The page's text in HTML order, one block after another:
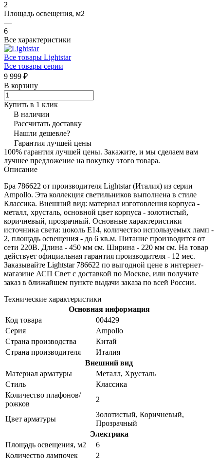
2
Площадь освещения, м2
—
6
Все характеристики
Все товары Lightstar
Все товары серии
9 999 ₽
В корзину
Купить в 1 клик
В наличии
Рассчитать доставку
Нашли дешевле?
Гарантия лучшей цены
100% гарантия лучшей цены. Закажите, и мы сделаем вам
лучшее предложение на покупку этого товара.
Описание
Бра 786622 от производителя Lightstar (Италия) из серии
Ampollo. Эта коллекция светильников выполнена в стиле
Классика. Внешний вид: материал изготовления корпуса -
металл, хрусталь, основной цвет корпуса - золотистый,
коричневый, прозрачный. Основные характеристики
источника света: цоколь E14, количество используемых ламп -
2, площадь освещения - до 6 кв.м. Питание производится от
сети 220В. Длина - 450 мм см. Ширина - 220 мм см. На товар
действует официальная гарантия производителя - 12 мес.
Заказывайте Lightstar 786622 по выгодной цене в интернет-
магазине АСП Свет с доставкой по Москве, или получите
заказ в ближайшем пункте выдачи заказа по всей России.
Технические характеристики
Основная информация
Код товара
004429
Серия
Ampollo
Страна производства
Китай
Страна производителя
Италия
Внешний вид
Материал арматуры
Металл, Хрусталь
Стиль
Классика
Количество плафонов/
рожков
2
Цвет арматуры
Золотистый, Коричневый,
Прозрачный
Электрика
Площадь освещения, м2
6
Количество лампочек
2